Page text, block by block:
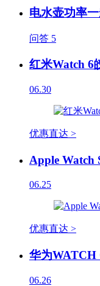
电水壶功率
问答 5
红米Watch 6
06.30
优惠直达 >
Apple Watch
06.25
优惠直达 >
华为WATCH
06.26